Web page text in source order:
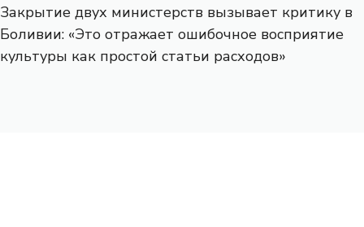
Закрытие двух министерств вызывает критику в
Боливии: «Это отражает ошибочное восприятие
культуры как простой статьи расходов»